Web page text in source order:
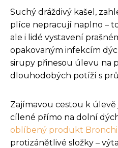
Suchý dráždivý kašel,
plíce nepracují naplno –
ale i lidé vystavení
opakovaným infekcím
sirupy přinesou úlevu na
dlouhodobých potíží s
Zajímavou cestou k
cílené přímo na dolní
oblíbený produkt
protizánětlivé složky –